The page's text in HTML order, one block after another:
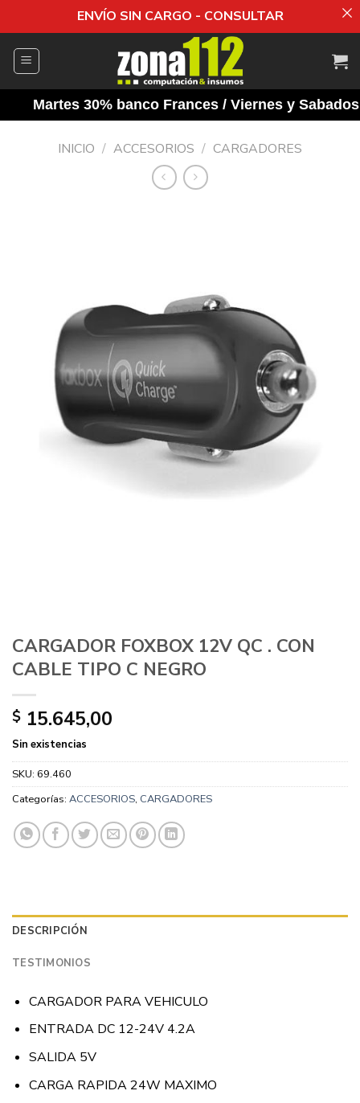
ENVÍO SIN CARGO - CONSULTAR
Martes 30% banco Frances / Viernes y
INICIO / ACCESORIOS / CARGADORES
CARGADOR FOXBOX 12V QC . CON
CABLE TIPO C NEGRO
$ 15.645,00
Sin existencias
SKU: 69.460
Categorías: ACCESORIOS, CARGADORES
DESCRIPCIÓN
TESTIMONIOS
CARGADOR PARA VEHICULO
ENTRADA DC 12-24V 4.2A
SALIDA 5V
CARGA RAPIDA 24W MAXIMO